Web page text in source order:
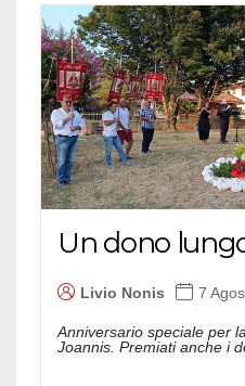
Un dono
Livio Nonis 7
Anniversario speciale per
Joannis. Premiati anche i